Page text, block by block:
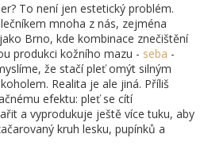
To není jen estetický problém.
mnoha z nás, zejména
Brno, kde kombinace znečištění
produkci kožního mazu - seba -
že stačí pleť omýt silným
Realita je ale jiná. Příliš
efektu: pleť se cítí
a vyprodukuje ještě více tuku, aby
kruh lesku, pupínků a